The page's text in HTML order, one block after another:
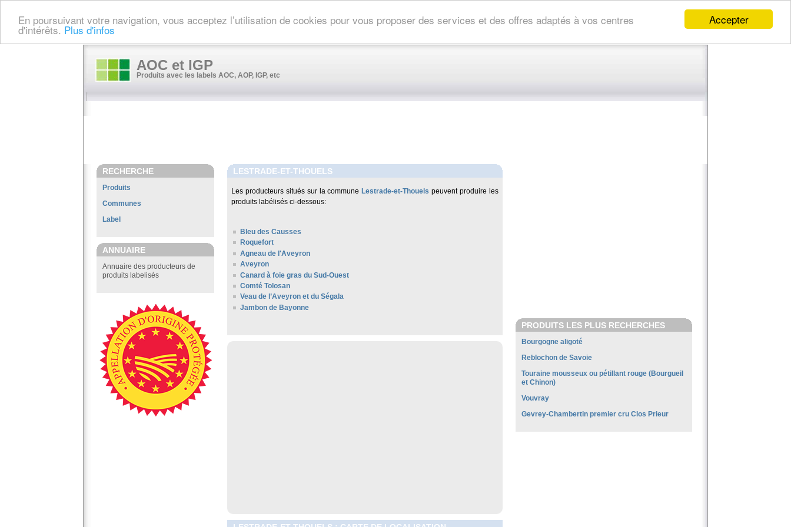
Accepter
En poursuivant votre navigation, vous acceptez l’utilisation de cookies pour vous proposer des services et des offres adaptés à vos centres
d'intérêts. Plus d'infos
AOC et IGP
Produits avec les labels AOC, AOP, IGP, etc
RECHERCHE
Produits
Communes
Label
ANNUAIRE
Annuaire des producteurs de
produits labelisés
LESTRADE-ET-THOUELS
Les producteurs situés sur la commune Lestrade-et-Thouels peuvent produire les
produits labélisés ci-dessous:
Bleu des Causses
Roquefort
Agneau de l'Aveyron
Aveyron
Canard à foie gras du Sud-Ouest
Comté Tolosan
Veau de l’Aveyron et du Ségala
Jambon de Bayonne
PRODUITS LES PLUS RECHERCHES
Bourgogne aligoté
Reblochon de Savoie
Touraine mousseux ou pétillant rouge (Bourgueil
et Chinon)
Vouvray
Gevrey-Chambertin premier cru Clos Prieur